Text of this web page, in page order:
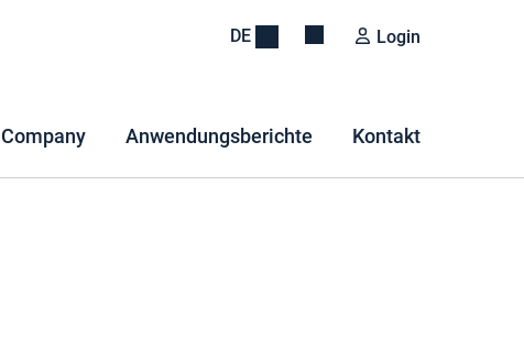
DE Login
Company Anwendungsberichte Kontakt